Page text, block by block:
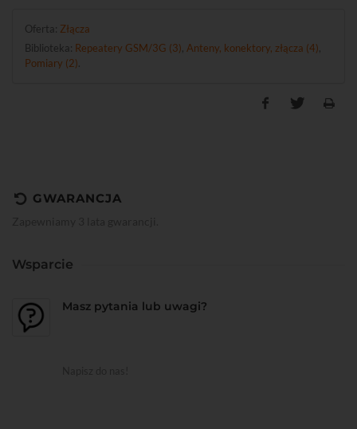
Oferta: Złącza
Biblioteka: Repeatery GSM/3G (3) Anteny, konektory, złącza (4)
Pomiary (2)
GWARANCJA
Wsparcie
Masz pytania lub uwagi?